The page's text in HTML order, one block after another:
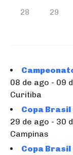
28 29
08 de ago - 09
Curitiba
Copa Brasil
29 de ago - 30
Campinas
Copa Brasil